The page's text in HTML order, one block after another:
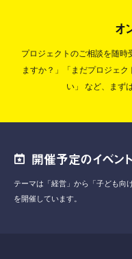
オ
プロジェクトのご相談を随時
ますか？」「まだプロジェ
い」
など、まず
開催予定のイベント
テーマは「経営」から「子ども向
を開催しています。